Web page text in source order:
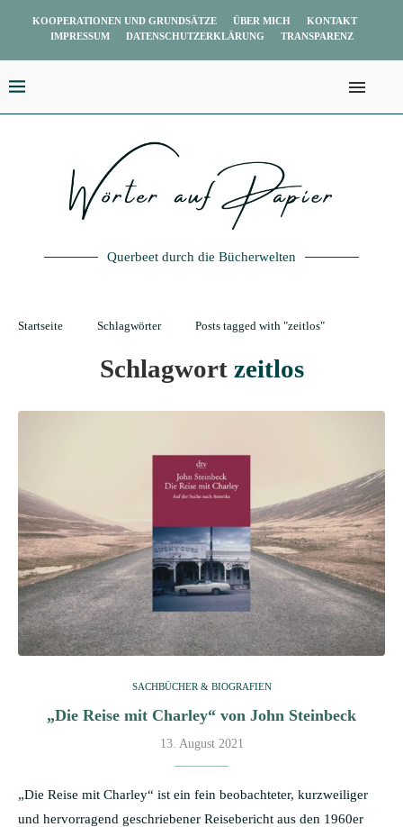
KOOPERATIONEN UND GRUNDSÄTZE ÜBER MICH
KONTAKT
IMPRESSUM
DATENSCHUTZERKLÄRUNG TRANSPARENZ
Querbeet durch die Bücherwelten
Startseite Schlagwörter Posts tagged with "zeitlos"
Schlagwort zeitlos
SACHBÜCHER & BIOGRAFIEN
„Die Reise mit Charley“ von John Steinbeck
13. August 2021
„Die Reise mit Charley“ ist ein fein beobachteter, kurzweiliger
und hervorragend geschriebener Reisebericht aus den 1960er